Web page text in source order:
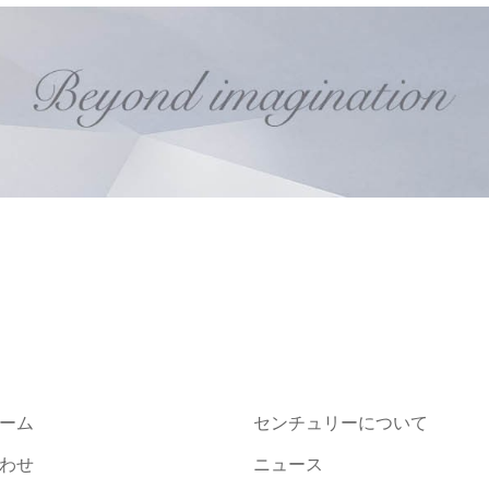
ム
せ
センチュリーについて
ニュース